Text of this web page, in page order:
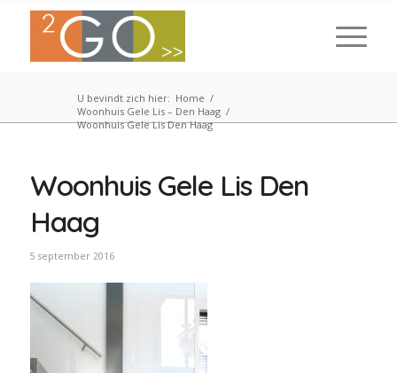
U bevindt zich hier: Home /
Woonhuis Gele Lis – Den Haag /
Woonhuis Gele Lis Den Haag
Woonhuis Gele Lis Den
Haag
5 september 2016